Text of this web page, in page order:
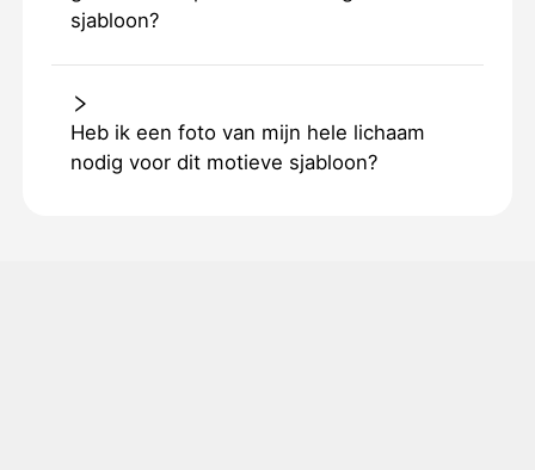
sjabloon?
Heb ik een foto van mijn hele lichaam
nodig voor dit motieve sjabloon?